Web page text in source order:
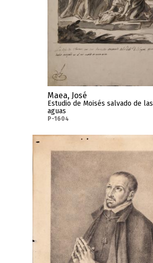
Maea, José
Estudio de Moisés salvado de las
aguas
P-1604